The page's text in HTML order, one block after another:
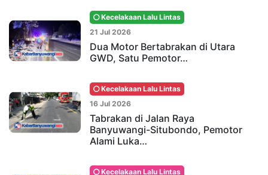
Kecelakaan Lalu Lintas
21 Jul 2026
Dua Motor Bertabrakan di Utara
GWD, Satu Pemotor…
Kecelakaan Lalu Lintas
16 Jul 2026
Tabrakan di Jalan Raya
Banyuwangi-Situbondo, Pemotor
Alami Luka…
Kecelakaan Lalu Lintas